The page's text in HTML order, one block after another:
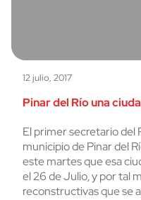
12 julio, 2017
Pinar del Río una
El primer secretario del
municipio de Pinar del
este martes que esa
el 26 de Julio, y por tal
reconstructivas que se